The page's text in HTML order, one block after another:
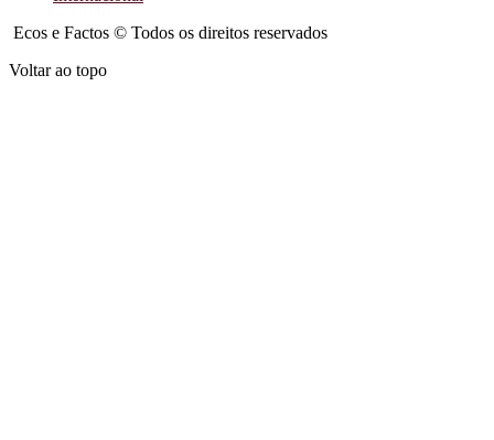
Ecos e Factos © Todos os direitos reservados
Voltar ao topo